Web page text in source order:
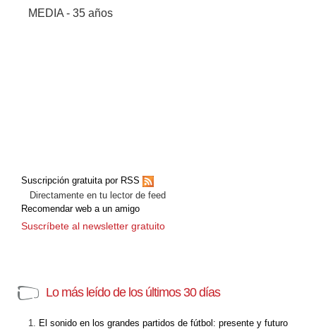
MEDIA - 35 años
Suscripción gratuita por RSS
Directamente en tu lector de feed
Recomendar web a un amigo
Suscríbete al newsletter gratuito
Lo más leído de los últimos 30 días
El sonido en los grandes partidos de fútbol: presente y futuro